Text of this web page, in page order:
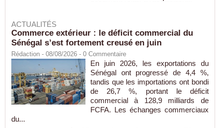
ACTUALITÉS
Commerce extérieur : le déficit commercial du
Sénégal s’est fortement creusé en juin
Rédaction - 08/08/2026 - 0 Commentaire
En juin 2026, les exportations du
Sénégal ont progressé de 4,4 %,
tandis que les importations ont bondi
de 26,7 %, portant le déficit
commercial à 128,9 milliards de
FCFA. Les échanges commerciaux
du...